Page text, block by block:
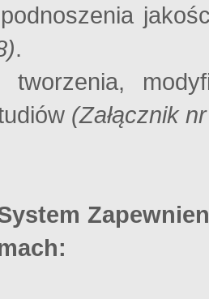
.
tworzenia,
(Załącznik